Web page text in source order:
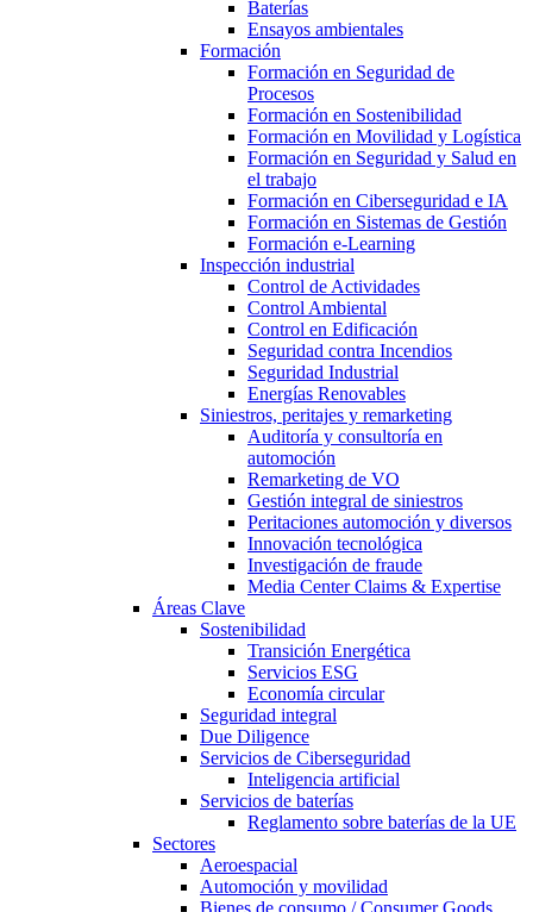
Baterías
Ensayos ambientales
Formación
Formación en Seguridad de
Procesos
Formación en Sostenibilidad
Formación en Movilidad y Logística
Formación en Seguridad y Salud en
el trabajo
Formación en Ciberseguridad e IA
Formación en Sistemas de Gestión
Formación e-Learning
Inspección industrial
Control de Actividades
Control Ambiental
Control en Edificación
Seguridad contra Incendios
Seguridad Industrial
Energías Renovables
Siniestros, peritajes y remarketing
Auditoría y consultoría en
automoción
Remarketing de VO
Gestión integral de siniestros
Peritaciones automoción y diversos
Innovación tecnológica
Investigación de fraude
Media Center Claims & Expertise
Áreas Clave
Sostenibilidad
Transición Energética
Servicios ESG
Economía circular
Seguridad integral
Due Diligence
Servicios de Ciberseguridad
Inteligencia artificial
Servicios de baterías
Reglamento sobre baterías de la UE
Sectores
Aeroespacial
Automoción y movilidad